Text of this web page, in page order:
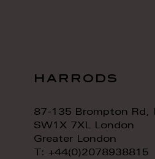
harrods
87-135 Brompton Rd,
SW1X 7XL London
Greater London
T: +44(0)2078938815